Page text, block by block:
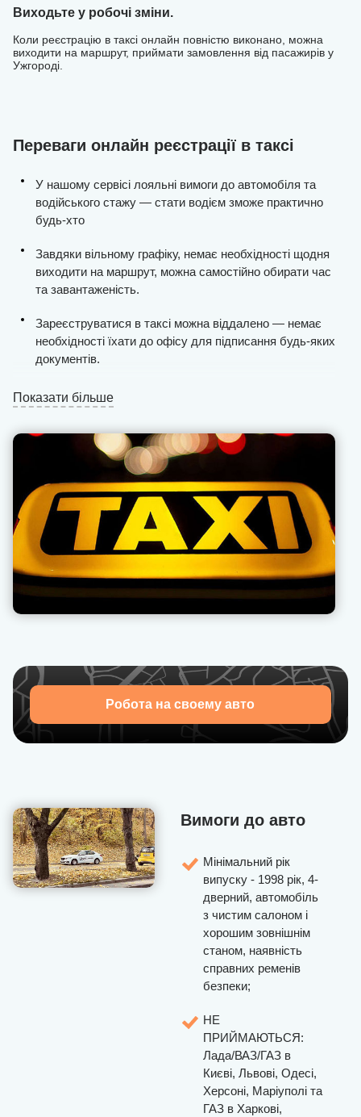
Виходьте у робочі зміни.
Коли реєстрацію в таксі онлайн повністю виконано, можна
виходити на маршрут, приймати замовлення від пасажирів у
Ужгороді.
Переваги онлайн реєстрації в таксі
У нашому сервісі лояльні вимоги до автомобіля та
водійського стажу — стати водієм зможе практично
будь-хто
Завдяки вільному графіку, немає необхідності щодня
виходити на маршрут, можна самостійно обирати час
та завантаженість.
Зареєструватися в таксі можна віддалено — немає
необхідності їхати до офісу для підписання будь-яких
документів.
Ви отримаєте стабільну кількість замовлень, процес
пошуку клієнтів у місті максимально спрощений.
Виплати проводяться щодня та без затримок, ми не
стягуємо комісію з «чайових» та «бонусів» (це
завжди фіксоване значення).
Вся фінансова звітність відкрита для водія в
особистому кабінеті.
Наша техпідтримка дозволяє оперативно вирішувати
проблеми, що виникають з пасажирами, надає
рекомендації, як поводитися в тій чи іншій ситуації.
Показати більше
Робота на своему авто
Вимоги до авто
Мінімальний рік
випуску - 1998 рік, 4-
дверний, автомобіль
з чистим салоном і
хорошим зовнішнім
станом, наявність
справних ременів
безпеки;
НЕ
ПРИЙМАЮТЬСЯ:
Лада/ВАЗ/ГАЗ в
Києві, Львові, Одесі,
Херсоні, Маріуполі та
ГАЗ в Харкові,